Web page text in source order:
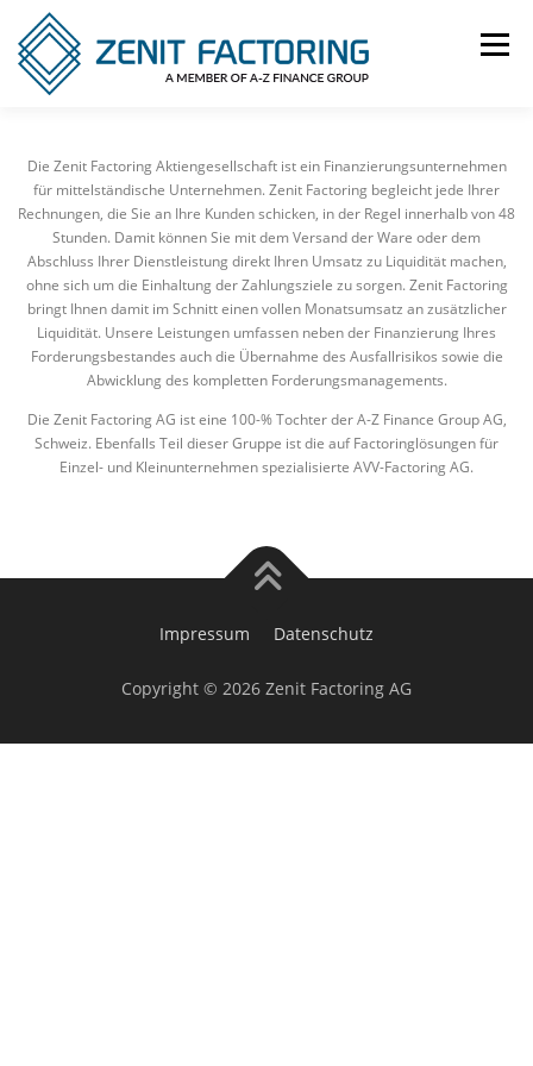
Inhalt
springen
Menü
KONTAKT IMPRESSUM DATENSCHUTZ
Die Zenit Factoring Aktiengesellschaft ist ein Finanzierungsunternehmen
für mittelständische Unternehmen. Zenit Factoring begleicht jede Ihrer
Rechnungen, die Sie an Ihre Kunden schicken, in der Regel innerhalb von 48
Stunden. Damit können Sie mit dem Versand der Ware oder dem
Abschluss Ihrer Dienstleistung direkt Ihren Umsatz zu Liquidität machen,
ohne sich um die Einhaltung der Zahlungsziele zu sorgen. Zenit Factoring
bringt Ihnen damit im Schnitt einen vollen Monatsumsatz an zusätzlicher
Liquidität. Unsere Leistungen umfassen neben der Finanzierung Ihres
Forderungsbestandes auch die Übernahme des Ausfallrisikos sowie die
Abwicklung des kompletten Forderungsmanagements.
Die Zenit Factoring AG ist eine 100-% Tochter der A-Z Finance Group AG,
Schweiz. Ebenfalls Teil dieser Gruppe ist die auf Factoringlösungen für
Einzel- und Kleinunternehmen spezialisierte AVV-Factoring AG.
Impressum Datenschutz
Copyright © 2026 Zenit Factoring AG